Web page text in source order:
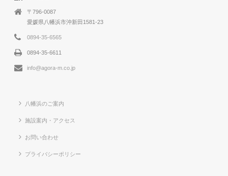
〒796-0087
愛媛県八幡浜市沖新田1581-23
0894-35-6565
0894-35-6611
info@agora-m.co.jp
八幡浜のご案内
施設案内・アクセス
お問い合わせ
プライバシーポリシー